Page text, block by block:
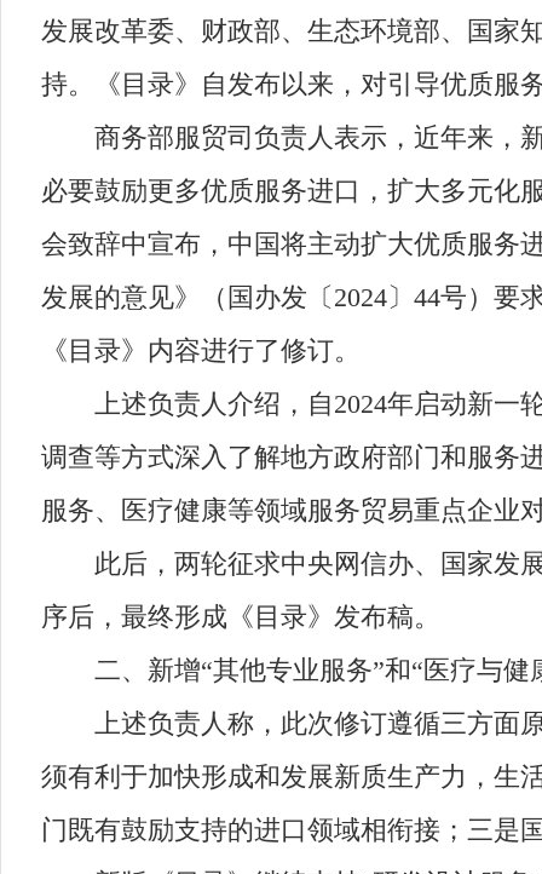
发展改革委、财政部、生态环境部、国家
持。《目录》自发布以来，对引导优质服
商务部服贸司负责人表示，近年来，新
必要鼓励更多优质服务进口，扩大多元化
会致辞中宣布，中国将主动扩大优质服务
发展的意见》（国办发〔2024〕44号）
《目录》内容进行了修订。
上述负责人介绍，自2024年启动新一
调查等方式深入了解地方政府部门和服务
服务、医疗健康等领域服务贸易重点企业
此后，两轮征求中央网信办、国家发展
序后，最终形成《目录》发布稿。
二、新增“其他专业服务”和“医疗与健
上述负责人称，此次修订遵循三方面原
须有利于加快形成和发展新质生产力，生
门既有鼓励支持的进口领域相衔接；三是